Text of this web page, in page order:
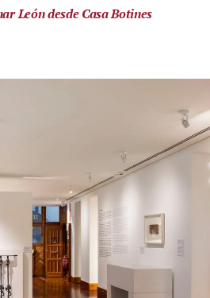
León desde Casa Botines